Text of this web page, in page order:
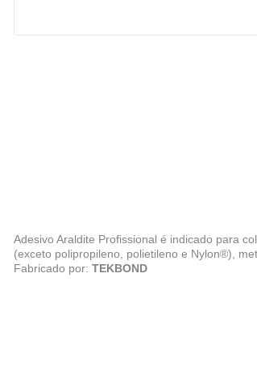
Adesivo Araldite Profissional é indicado para
(exceto polipropileno, polietileno e Nylon®),
Fabricado por: TEKBOND